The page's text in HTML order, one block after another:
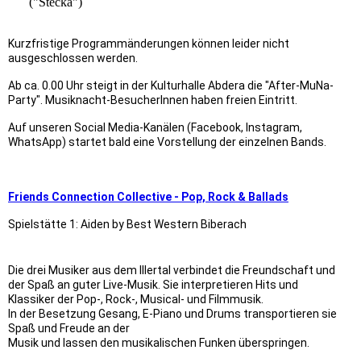
Kurzfristige Programmänderungen können leider nicht
ausgeschlossen werden.
Ab ca. 0.00 Uhr steigt in der Kulturhalle Abdera die "After-MuNa-
Party". Musiknacht-BesucherInnen haben freien Eintritt.
Auf unseren Social Media-Kanälen (Facebook, Instagram,
WhatsApp) startet bald eine Vorstellung der einzelnen Bands.
Friends Connection Collective - Pop, Rock & Ballads
Spielstätte 1: Aiden by Best Western Biberach
Die drei Musiker aus dem Illertal verbindet die Freundschaft und
der Spaß an guter Live-Musik. Sie interpretieren Hits und
Klassiker der Pop-, Rock-, Musical- und Filmmusik.
In der Besetzung Gesang, E-Piano und Drums transportieren sie
Spaß und Freude an der
Musik und lassen den musikalischen Funken überspringen.